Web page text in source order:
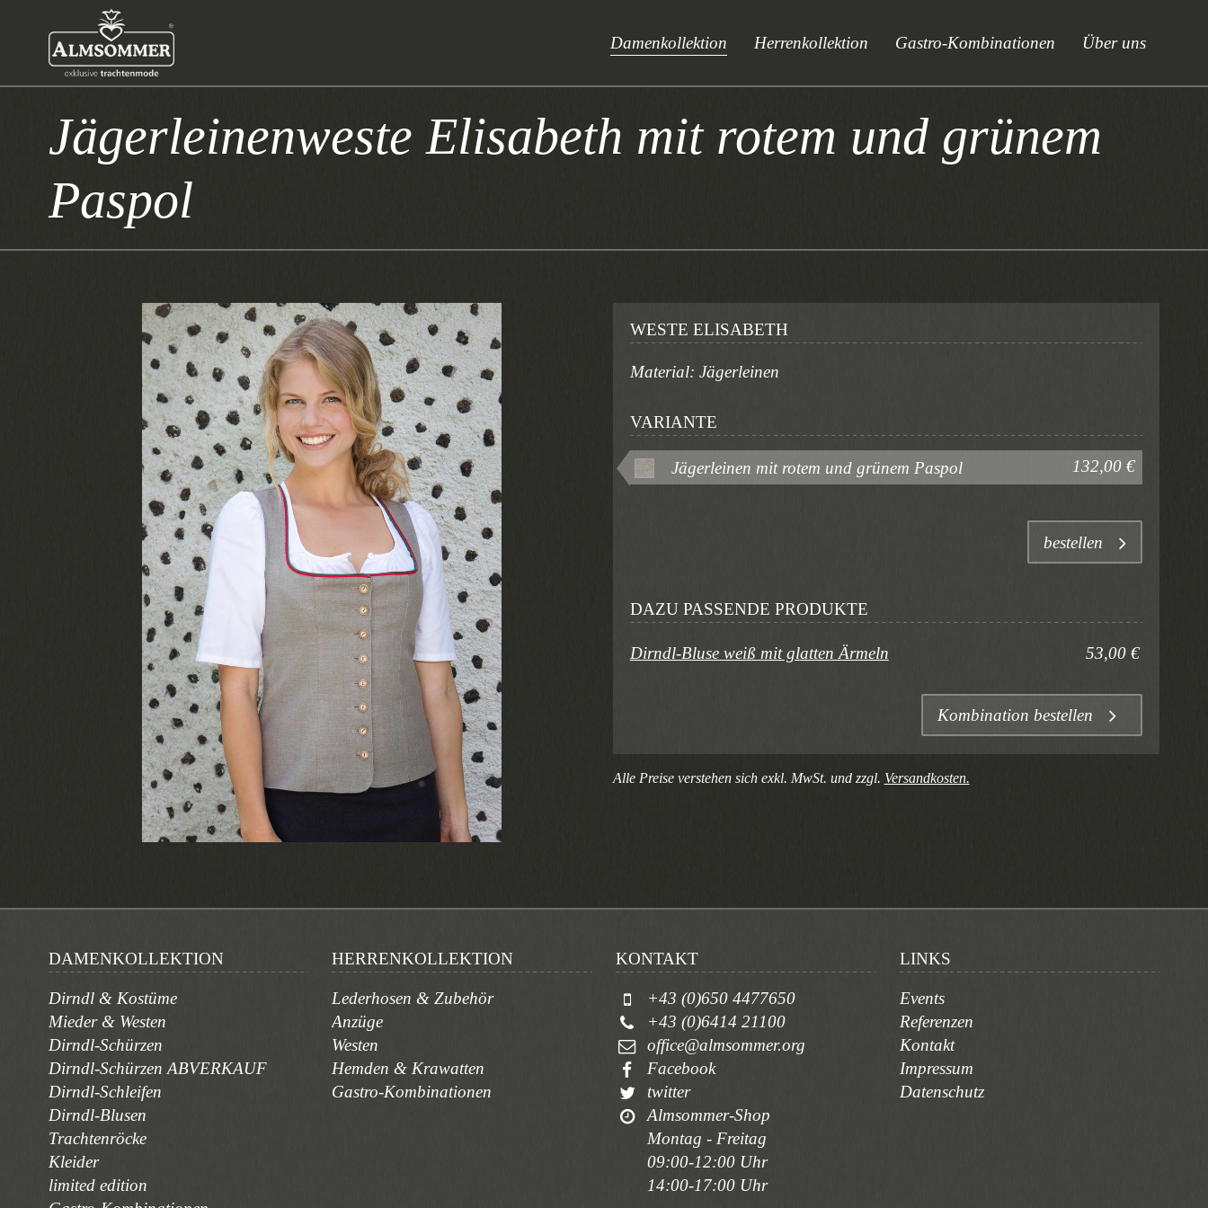
Damenkollektion Herrenkollektion Gastro-Kombinationen Über uns
Jägerleinenweste Elisabeth mit rotem und grünem
Paspol
WESTE ELISABETH
Material: Jägerleinen
VARIANTE
Jägerleinen mit rotem und grünem Paspol 132,00 €
bestellen
DAZU PASSENDE PRODUKTE
Dirndl-Bluse weiß mit glatten Ärmeln 53,00 €
Kombination bestellen
Alle Preise verstehen sich exkl. MwSt. und zzgl. Versandkosten.
DAMENKOLLEKTION
Dirndl & Kostüme
Mieder & Westen
Dirndl-Schürzen
Dirndl-Schürzen ABVERKAUF
Dirndl-Schleifen
Dirndl-Blusen
Trachtenröcke
Kleider
limited edition
HERRENKOLLEKTION
Lederhosen & Zubehör
Anzüge
Westen
Hemden & Krawatten
Gastro-Kombinationen
KONTAKT
+43 (0)650 4477650
+43 (0)6414 21100
office@almsommer.org
Facebook
twitter
Almsommer-Shop
Montag - Freitag
09:00-12:00 Uhr
14:00-17:00 Uhr
LINKS
Events
Referenzen
Kontakt
Impressum
Datenschutz